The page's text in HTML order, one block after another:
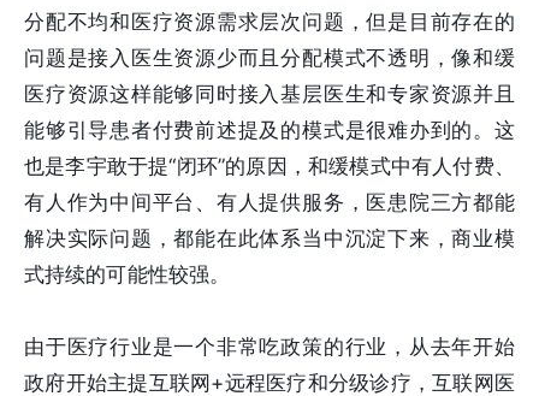
分配不均和医疗资源需求层次问题，但是目前存在的
问题是接入医生资源少而且分配模式不透明，像和缓
医疗资源这样能够同时接入基层医生和专家资源并且
能够引导患者付费前述提及的模式是很难办到的。这
也是李宇敢于提“闭环”的原因，和缓模式中有人付费、
有人作为中间平台、有人提供服务，医患院三方都能
解决实际问题，都能在此体系当中沉淀下来，商业模
式持续的可能性较强。
由于医疗行业是一个非常吃政策的行业，从去年开始
政府开始主提互联网+远程医疗和分级诊疗，互联网医